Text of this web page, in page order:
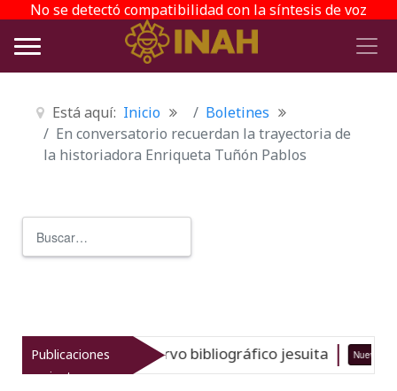
No se detectó compatibilidad con la síntesis de voz
Está aquí: Inicio
Boletines
En conversatorio recuerdan la trayectoria de
la historiadora Enriqueta Tuñón Pablos
Publicaciones
recientes
gran acervo bibliográfico jesuita Nuevo 06-08-26